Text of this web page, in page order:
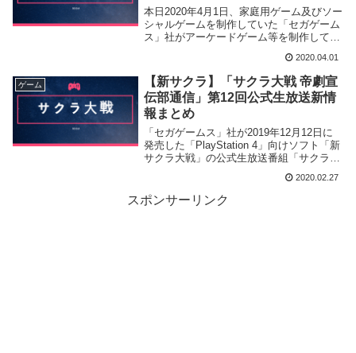
本日2020年4月1日、家庭用ゲーム及びソー
シャルゲームを制作していた「セガゲーム
ス」社がアーケードゲーム等を制作してい
併して「株式会社セガ」を立ち上げ、TV
アニメ「新サクラ大戦 the Animation」の
放送開始を記念した「新サクラ大戦」の
33%OFFセールを開始致しました。
2020.04.01
ゲーム
【新サクラ】「サクラ大戦 帝劇宣
伝部通信」第12回公式生放送新情
報まとめ
「セガゲームス」社が2019年12月12日に
発売した「PlayStation 4」向けソフト「新
サクラ大戦」の公式生放送番組「サクラ大
アニメの新情報等を公開致しました。
2020.02.27
スポンサーリンク